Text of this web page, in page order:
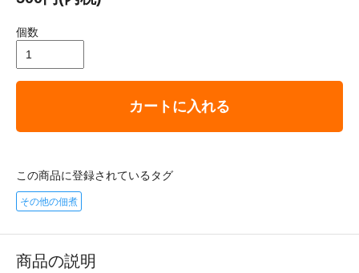
個数
カートに入れる
この商品に登録されているタグ
その他の佃煮
商品の説明